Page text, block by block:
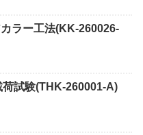
ラー工法(KK-260026-
荷試験(THK-260001-A)